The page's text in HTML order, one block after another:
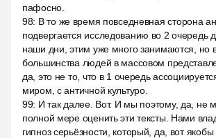
пафосно.
98: В то же время повседневная сторона
подвергается исследованию во 2 очередь
наши дни, этим уже много занимаются, но
большинства людей в массовом
да, это не то, что в 1 очередь
миром, с античной культуро.
99: И так далее. Вот. И мы поэтому, да, не
полной мере оценить эти тексты. Нами
гипноз серьёзности, который, да, вот